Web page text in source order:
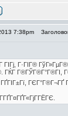
7:38pm
ГІГј, Г·ГІГ®
ГЌГ Г®ГЎГ®Г°Г®ГІ,
ГЄГ°Г®Г¬ГҐ